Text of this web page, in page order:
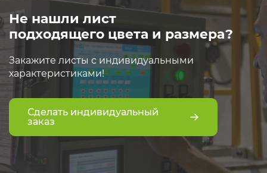
Не нашли лист
подходящего цвета и размера?
Закажите листы с индивидуальными
характеристиками!
Сделать индивидуальный
заказ